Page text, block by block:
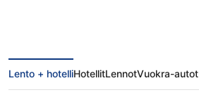
Lento + hotelliHotellitLennotVuokra-autot